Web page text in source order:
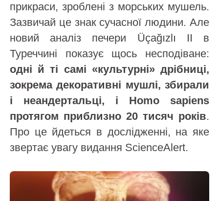
прикраси, зроблені з морських мушель.
Зазвичай це знак сучасної людини. Але
новий аналіз печери Üçağızlı II в
Туреччині показує щось несподіване:
одні й ті самі «культурні» дрібниці,
зокрема декоративні мушлі, збирали
і неандертальці, і Homo sapiens
протягом приблизно 20 тисяч років.
Про це йдеться в дослідженні, на яке
звертає увагу видання ScienceAlert.